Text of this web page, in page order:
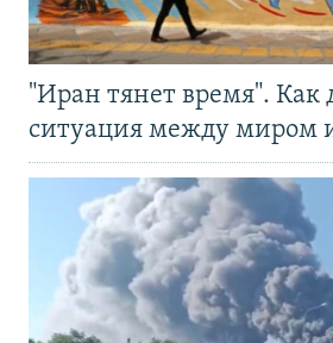
"Иран тянет время". Как
ситуация между миром